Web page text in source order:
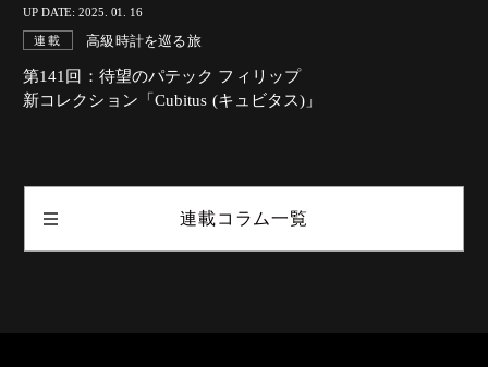
UP DATE: 2025. 01. 16
連載 高級時計を巡る旅
第141回：待望のパテック フィリップ
新コレクション「Cubitus (キュビタス)」
連載コラム一覧